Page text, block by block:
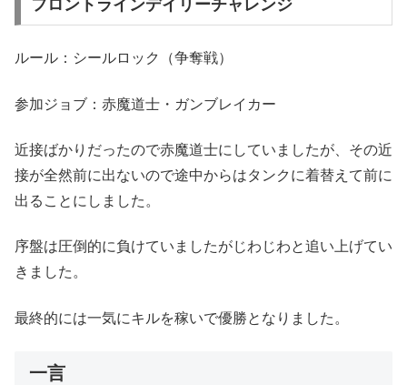
フロントラインデイリーチャレンジ
ルール：シールロック（争奪戦）
参加ジョブ：赤魔道士・ガンブレイカー
近接ばかりだったので赤魔道士にしていましたが、その近
接が全然前に出ないので途中からはタンクに着替えて前に
出ることにしました。
序盤は圧倒的に負けていましたがじわじわと追い上げてい
きました。
最終的には一気にキルを稼いで優勝となりました。
一言